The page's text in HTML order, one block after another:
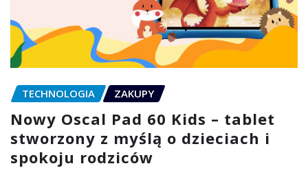
TECHNOLOGIA ZAKUPY
Nowy Oscal Pad 60 Kids – tablet
stworzony z myślą o dzieciach i
spokoju rodziców